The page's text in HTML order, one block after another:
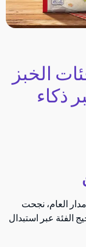
الخبز
ذكاء
العام، نجحت
الفئة عبر استبدال